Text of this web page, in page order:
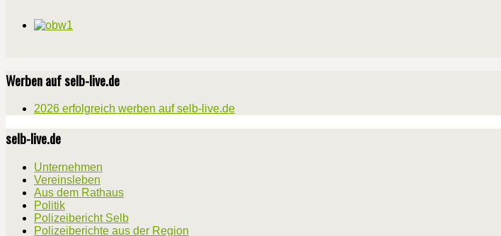
Werben auf selb-live.de
2026 erfolgreich werben auf selb-live.de
selb-live.de
Unternehmen
Vereinsleben
Aus dem Rathaus
Politik
Polizeibericht Selb
Polizeiberichte aus der Region